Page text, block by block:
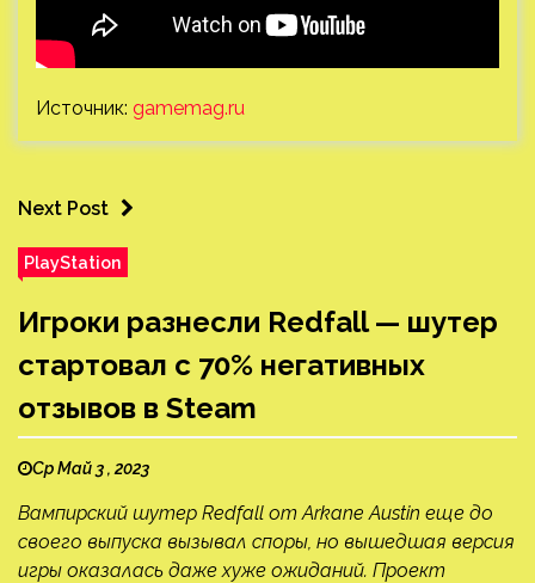
Источник: gamemag.ru
Next Post
PlayStation
Игроки разнесли Redfall — шутер
стартовал с 70% негативных
отзывов в Steam
Ср Май 3 , 2023
Вампирский шутер Redfall от Arkane Austin еще до
своего выпуска вызывал споры, но вышедшая версия
игры оказалась даже хуже ожиданий. Проект